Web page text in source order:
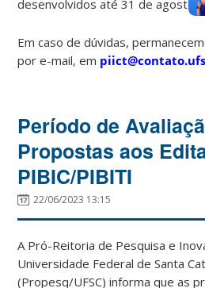
desenvolvidos até 31 de agosto
Em caso de dúvidas,
por e-mail, em
Período de
Propostas aos
PIBIC/PIBITI
22/06/2023 13:15
A Pró-Reitoria de Pesquisa e
Universidade Federal de Santa
(Propesq/UFSC) informa que as